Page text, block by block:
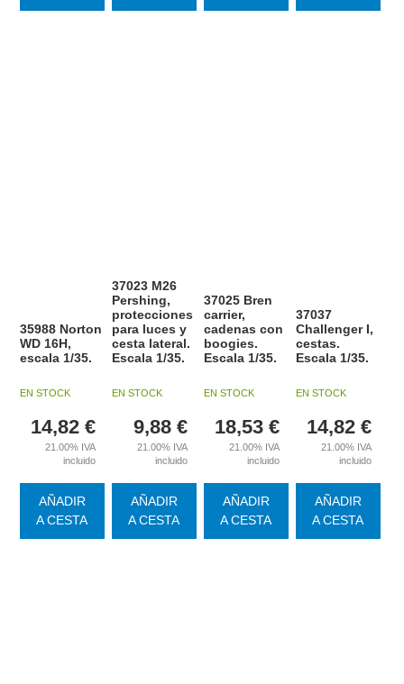
35988 Norton
WD 16H,
escala 1/35.
EN STOCK
14,82 €
21.00% IVA
incluido
AÑADIR
A CESTA
37023 M26
Pershing,
protecciones
para luces y
cesta lateral.
Escala 1/35.
EN STOCK
9,88 €
21.00% IVA
incluido
AÑADIR
A CESTA
37025 Bren
carrier,
cadenas con
boogies.
Escala 1/35.
EN STOCK
18,53 €
21.00% IVA
incluido
AÑADIR
A CESTA
37037
Challenger I,
cestas.
Escala 1/35.
EN STOCK
14,82 €
21.00% IVA
incluido
AÑADIR
A CESTA